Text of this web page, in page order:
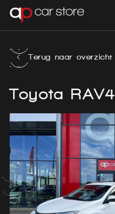
Terug naar overzicht
Toyota RAV4